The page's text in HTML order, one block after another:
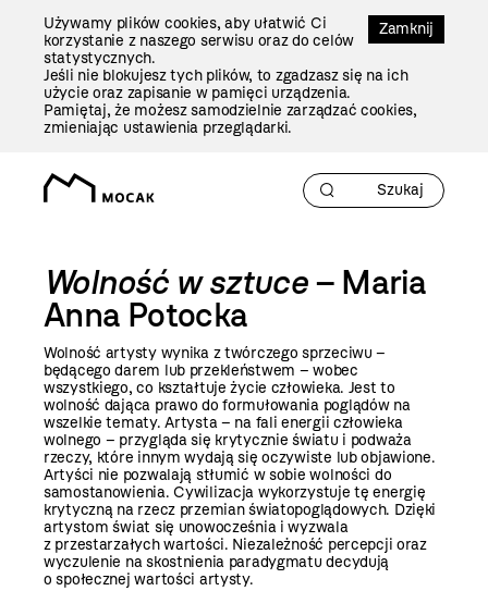
Zamknij
Używamy plików cookies, aby ułatwić Ci
korzystanie z naszego serwisu oraz do celów
statystycznych.
Jeśli nie blokujesz tych plików, to zgadzasz się na ich
użycie oraz zapisanie w pamięci urządzenia.
Pamiętaj, że możesz samodzielnie zarządzać cookies,
zmieniając ustawienia przeglądarki.
Wolność w sztuce– Maria
Anna Potocka
Wolność artysty wynika z twórczego sprzeciwu –
będącego darem lub przekleństwem – wobec
wszystkiego, co kształtuje życie człowieka. Jest to
wolność dająca prawo do formułowania poglądów na
wszelkie tematy. Artysta – na fali energii człowieka
wolnego – przygląda się krytycznie światu i podważa
rzeczy, które innym wydają się oczywiste lub objawione.
Artyści nie pozwalają stłumić w sobie wolności do
samostanowienia. Cywilizacja wykorzystuje tę energię
krytyczną na rzecz przemian światopoglądowych. Dzięki
artystom świat się unowocześnia i wyzwala
z przestarzałych wartości. Niezależność percepcji oraz
wyczulenie na skostnienia paradygmatu decydują
o społecznej wartości artysty.